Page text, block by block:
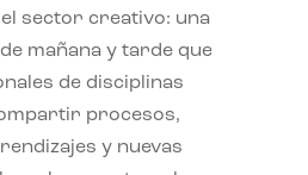
sector creativo: una
mañana y tarde que
de disciplinas
procesos,
y nuevas